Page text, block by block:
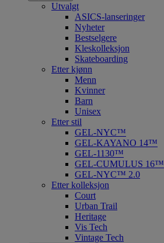
Utvalgt
ASICS-lanseringer
Nyheter
Bestselgere
Kleskolleksjon
Skateboarding
Etter kjønn
Menn
Kvinner
Barn
Unisex
Etter stil
GEL-NYC™
GEL-KAYANO 14™
GEL-1130™
GEL-CUMULUS 16™
GEL-NYC™ 2.0
Etter kolleksjon
Court
Urban Trail
Heritage
Vis Tech
Vintage Tech